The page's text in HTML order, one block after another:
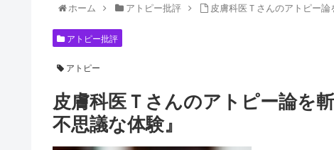
ホーム アトピー批評 皮膚科医Ｔさんのアトピー
アトピー批評
アトピー
皮膚科医Ｔさんのアトピー論を
不思議な体験』